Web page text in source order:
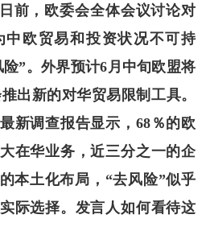
前，欧委会全体会议讨论对
中欧贸易和投资状况不可持
”。外界预计6月中旬欧盟将
出新的对华贸易限制工具。
新调查报告显示，68％的欧
在华业务，近三分之一的企
本土化布局，“去风险”似乎
际选择。发言人如何看待这